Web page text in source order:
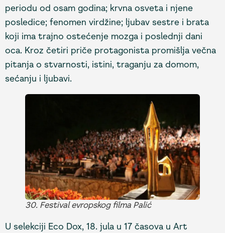
periodu od osam godina; krvna osveta i njene
posledice; fenomen virdžine; ljubav sestre i brata
koji ima trajno ostećenje mozga i poslednji dani
oca. Kroz četiri priče protagonista promišlja večna
pitanja o stvarnosti, istini, traganju za domom,
sećanju i ljubavi.
30. Festival evropskog filma Palić
U selekciji Eco Dox, 18. jula u 17 časova u Art